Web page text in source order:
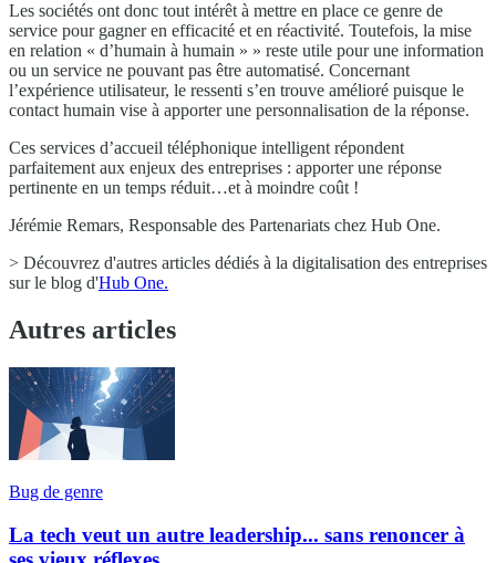
Les sociétés ont donc tout intérêt à mettre en place ce genre de
service pour gagner en efficacité et en réactivité. Toutefois, la mise
en relation « d’humain à humain » » reste utile pour une information
ou un service ne pouvant pas être automatisé. Concernant
l’expérience utilisateur, le ressenti s’en trouve amélioré puisque le
contact humain vise à apporter une personnalisation de la réponse.
Ces services d’accueil téléphonique intelligent répondent
parfaitement aux enjeux des entreprises : apporter une réponse
pertinente en un temps réduit…et à moindre coût !
Jérémie Remars, Responsable des Partenariats chez Hub One.
> Découvrez d'autres articles dédiés à la digitalisation des entreprises
sur le blog d'Hub One.
Autres articles
Bug de genre
La tech veut un autre leadership... sans renoncer à